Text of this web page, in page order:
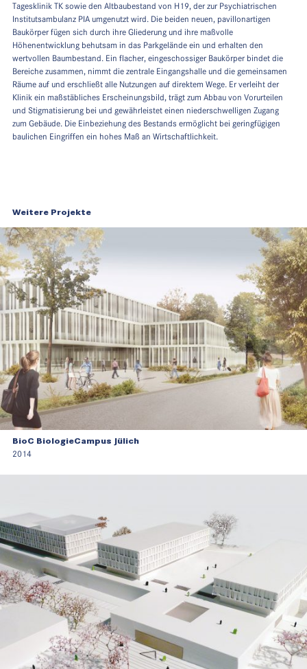
Tagesklinik TK sowie den Altbaubestand von H19, der zur Psychiatrischen
Institutsambulanz PIA umgenutzt wird. Die beiden neuen, pavillonartigen
Baukörper fügen sich durch ihre Gliederung und ihre maßvolle
Höhenentwicklung behutsam in das Parkgelände ein und erhalten den
wertvollen Baumbestand. Ein flacher, eingeschossiger Baukörper bindet die
Bereiche zusammen, nimmt die zentrale Eingangshalle und die gemeinsamen
Räume auf und erschließt alle Nutzungen auf direktem Wege. Er verleiht der
Klinik ein maßstäbliches Erscheinungsbild, trägt zum Abbau von Vorurteilen
und Stigmatisierung bei und gewährleistet einen niederschwelligen Zugang
zum Gebäude. Die Einbeziehung des Bestands ermöglicht bei geringfügigen
baulichen Eingriffen ein hohes Maß an Wirtschaftlichkeit.
Weitere Projekte
BioC BiologieCampus Jülich
2014